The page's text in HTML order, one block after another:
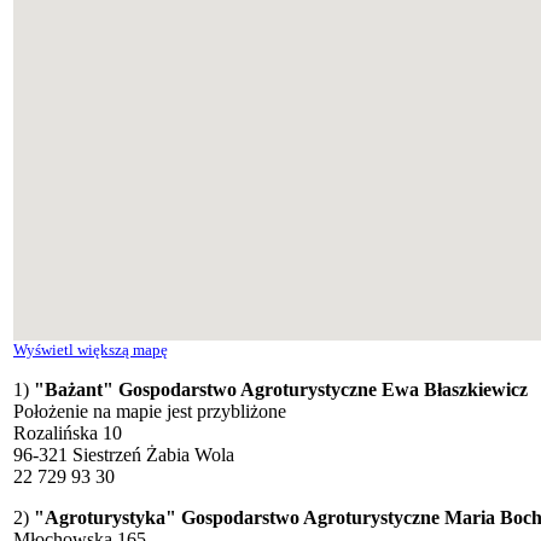
Wyświetl większą mapę
1) "Bażant" Gospodarstwo Agroturystyczne Ewa Błaszkiewicz
Położenie na mapie jest przybliżone
Rozalińska 10
96-321 Siestrzeń Żabia Wola
22 729 93 30
2) "Agroturystyka" Gospodarstwo Agroturystyczne Maria